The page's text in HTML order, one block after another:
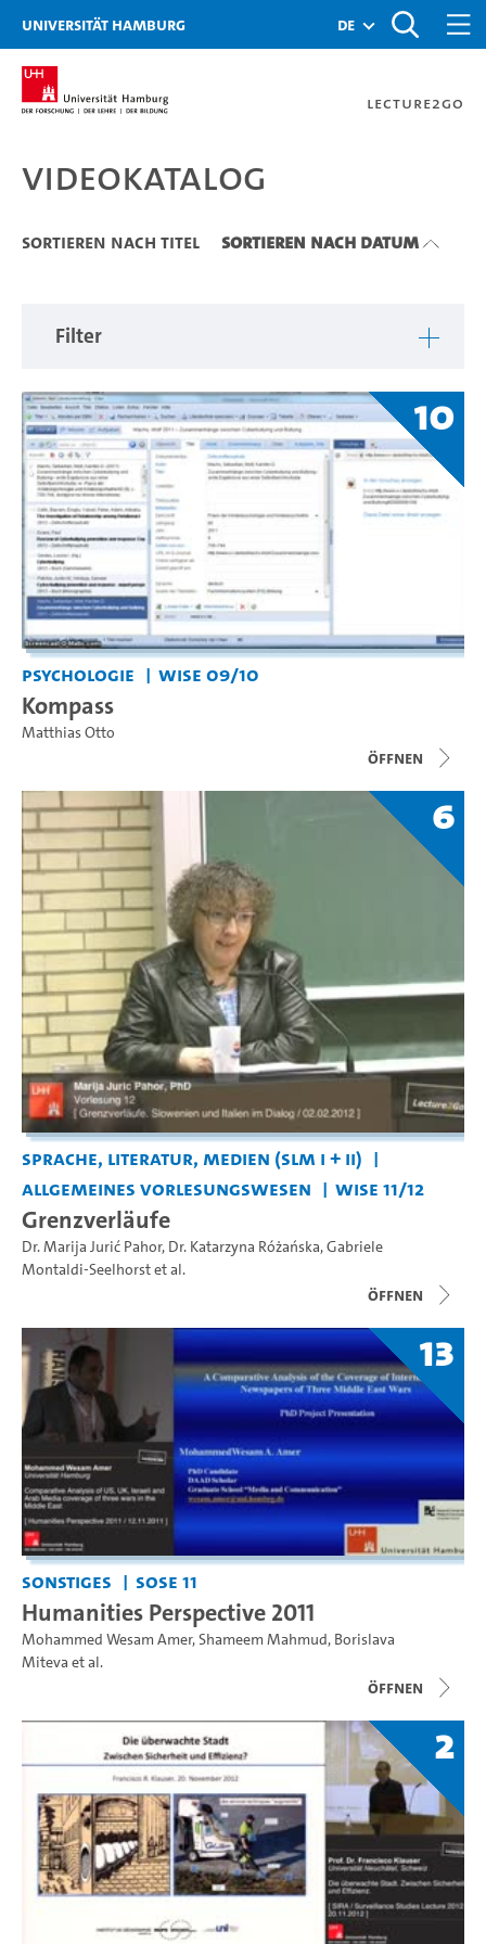
Zu den Filtern
Zur Metanavigation
Zur Hauptnavigation
Zur Suche
Zum Inhalt
Zum Seitenfuss
Universität Hamburg de
Lecture2Go
Videokatalog
Videokatalog
Sortieren nach Titel Sortieren nach Datum
Filter
10
Psychologie WiSe 09/10
Kompass
Matthias Otto
Öffnen
6
Sprache, Literatur, Medien (SLM I + II)
Allgemeines Vorlesungswesen
WiSe 11/12
Grenzverläufe
Dr. Marija Jurić Pahor, Dr. Katarzyna Różańska,Gabriele
Montaldi-Seelhorstet al.
Öffnen
13
Sonstiges SoSe 11
Humanities Perspective 2011
Mohammed Wesam Amer,Shameem Mahmud, Borislava
Miteva et al.
Öffnen
2